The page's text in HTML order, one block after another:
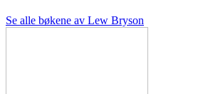
Se alle bøkene av Lew Bryson